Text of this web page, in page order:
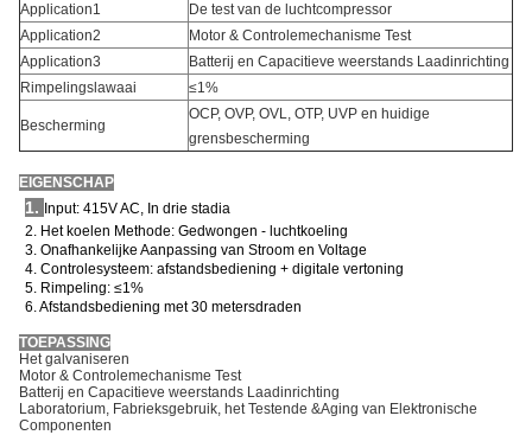
Application1
De test van de luchtcompressor
Application2
Motor & Controlemechanisme Test
Application3
Batterij en Capacitieve weerstands Laadinrichting
Rimpelingslawaai
≤1%
Bescherming
OCP, OVP, OVL, OTP, UVP en huidige
grensbescherming
EIGENSCHAP
1. Input: 415V AC, In drie stadia
2. Het koelen Methode: Gedwongen - luchtkoeling
3. Onafhankelijke Aanpassing van Stroom en Voltage
4. Controlesysteem: afstandsbediening + digitale vertoning
5. Rimpeling: ≤1%
6. Afstandsbediening met 30 metersdraden
TOEPASSING
Het galvaniseren
Motor & Controlemechanisme Test
Batterij en Capacitieve weerstands Laadinrichting
Laboratorium, Fabrieksgebruik, het Testende &Aging van Elektronische
Componenten